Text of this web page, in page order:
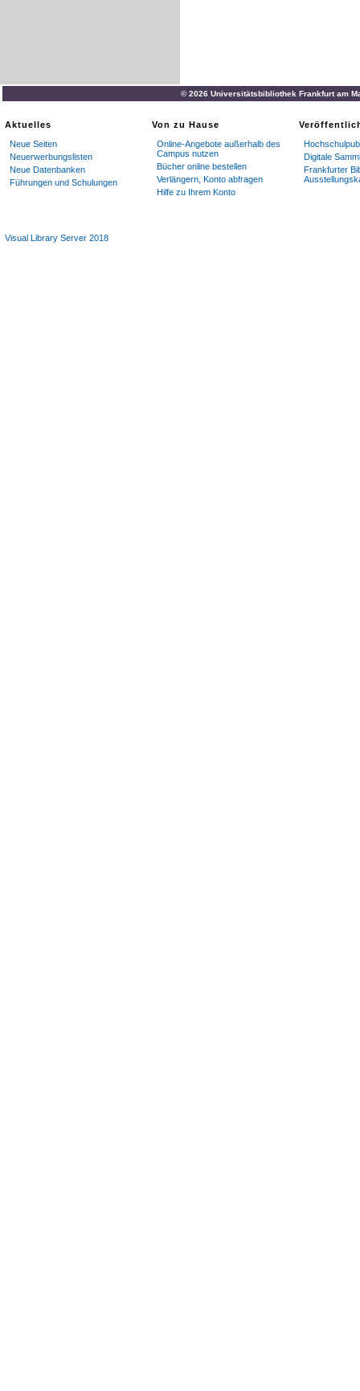
© 2026 Universitätsbibliothek Frankfurt am
Aktuelles
Neue Seiten
Neuerwerbungslisten
Neue Datenbanken
Führungen und Schulungen
Von zu Hause
Online-Angebote außerhalb des
Campus nutzen
Bücher online bestellen
Verlängern, Konto abfragen
Hilfe zu Ihrem Konto
Digitale
Frankfurter
Visual Library Server 2018